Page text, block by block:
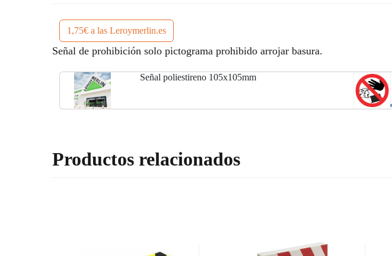
1,75€ a las Leroymerlin.es
Señal de prohibición solo pictograma prohibido arrojar basura.
Señal poliestireno 105x105mm
Productos relacionados